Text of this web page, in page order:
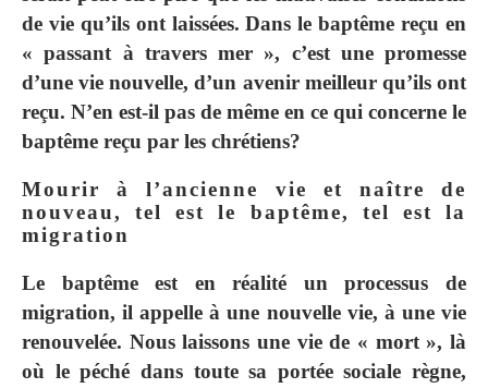
de vie qu’ils ont laissées. Dans le baptême reçu en
« passant à travers mer », c’est une promesse
d’une vie nouvelle, d’un avenir meilleur qu’ils ont
reçu. N’en est-il pas de même en ce qui concerne le
baptême reçu par les chrétiens?
Mourir à l’ancienne vie et naître de
nouveau, tel est le baptême, tel est la
migration
Le baptême est en réalité un processus de
migration, il appelle à une nouvelle vie, à une vie
renouvelée. Nous laissons une vie de « mort », là
où le péché dans toute sa portée sociale règne,